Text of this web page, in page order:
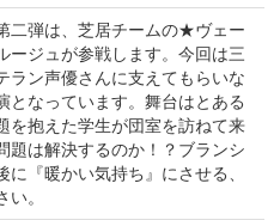
二弾は、芝居チームの★ヴェー
ジュが参戦します。今回は三
ラン声優さんに支えてもらいな
となっています。舞台はとある
を抱えた学生が団室を訪ねて来
題は解決するのか！？ブランシ
に『暖かい気持ち』にさせる、
。